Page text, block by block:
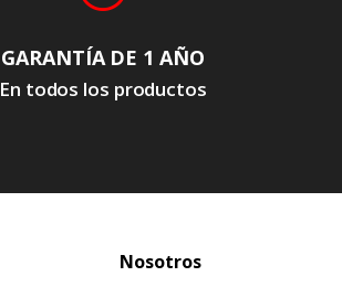
GARANTÍA DE 1 AÑO
En todos los productos
Nosotros